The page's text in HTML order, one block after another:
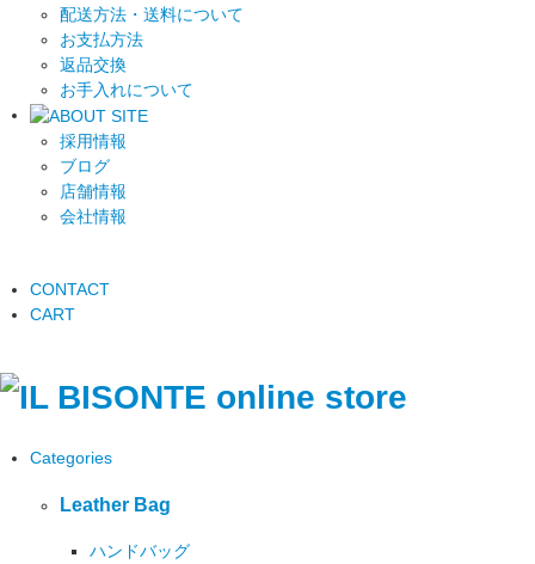
配送方法・送料について
お支払方法
返品交換
お手入れについて
採用情報
ブログ
店舗情報
会社情報
CONTACT
CART
Categories
Leather Bag
ハンドバッグ